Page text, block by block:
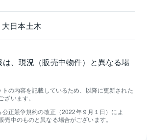
大日本土木
、現況（販売中物件）と異なる場
の内容を記載しているため、以降に更新された
います。
正競争規約の改正（2022年９月１日）によ
売中のものと異なる場合がございます。